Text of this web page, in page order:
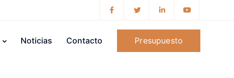
Noticias Contacto Presupuesto